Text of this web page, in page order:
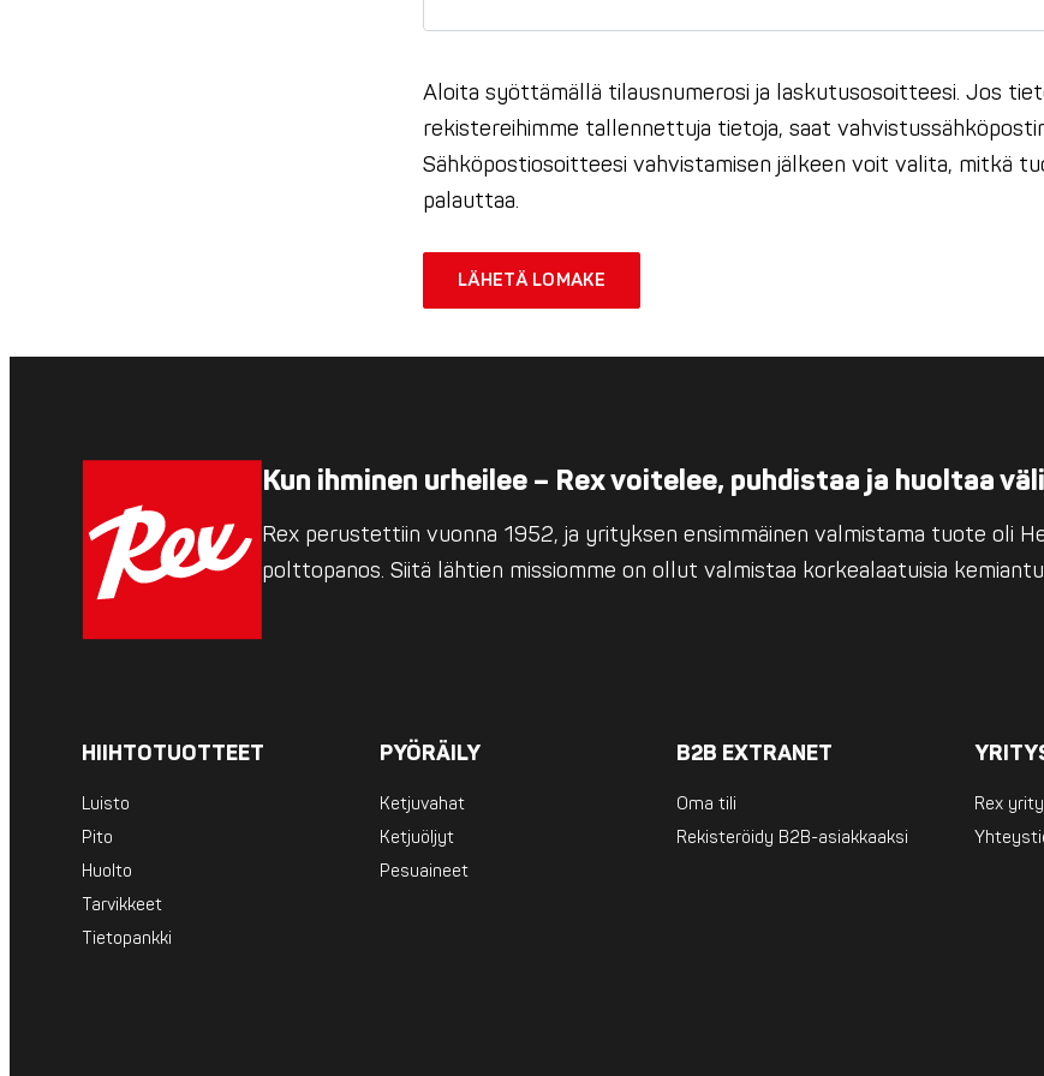
Aloita syöttämällä tilausnumerosi ja laskutusosoitteesi. Jos
rekistereihimme tallennettuja tietoja, saat
Sähköpostiosoitteesi vahvistamisen jälkeen voit valita, mitkä
palauttaa.
LÄHETÄ LOMAKE
Kun ihminen urheilee – Rex voitelee, puhdistaa ja huoltaa
Rex perustettiin vuonna 1952, ja yrityksen ensimmäinen valmistama tuote oli
polttopanos. Siitä lähtien missiomme on ollut valmistaa korkealaatuisia
HIIHTOTUOTTEET
Luisto
Pito
Huolto
Tarvikkeet
Tietopankki
PYÖRÄILY
Ketjuvahat
Ketjuöljyt
Pesuaineet
B2B EXTRANET
Oma tili
Rekisteröidy B2B-asiakkaaksi
Rex